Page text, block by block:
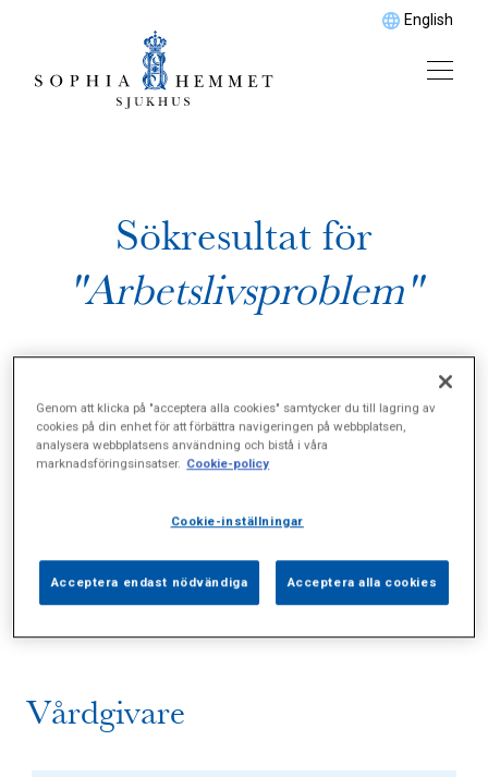
English
Sökresultat för
"Arbetslivsproblem"
Sidor (0) Press (0) Sophianytt (0)
Vårdgivare
Genom att klicka på "acceptera alla cookies" samtycker du till lagring av
cookies på din enhet för att förbättra navigeringen på webbplatsen,
analysera webbplatsens användning och bistå i våra
marknadsföringsinsatser. Cookie-policy
Cookie-inställningar
Acceptera endast nödvändiga Acceptera alla cookies